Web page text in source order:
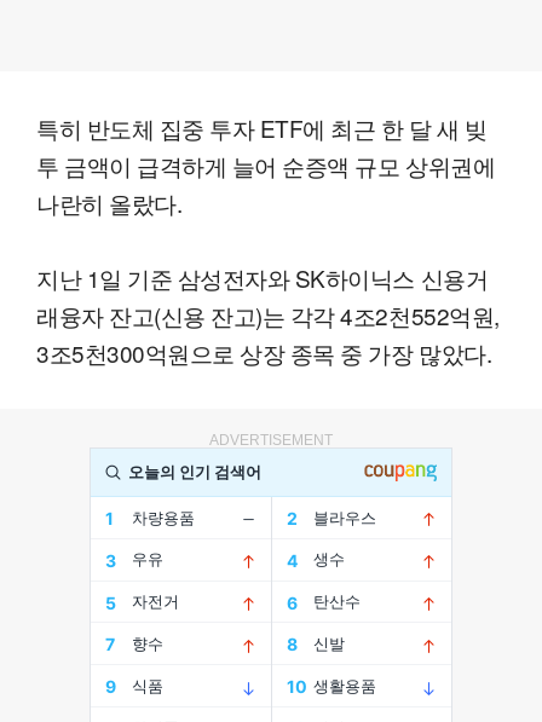
특히 반도체 집중 투자 ETF에 최근 한 달 새 빚
투 금액이 급격하게 늘어 순증액 규모 상위권에
나란히 올랐다.
지난 1일 기준 삼성전자와 SK하이닉스 신용거
래융자 잔고(신용 잔고)는 각각 4조2천552억원,
3조5천300억원으로 상장 종목 중 가장 많았다.
ADVERTISEMENT